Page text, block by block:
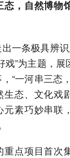
态，自然博物
一条极具辨识
戏”为主题，
“一河串三态
生态、文化戏
元素巧妙串联
重点项目首次